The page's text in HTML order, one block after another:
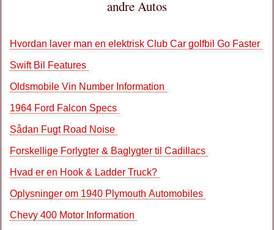
andre Autos
Hvordan laver man en elektrisk Club Car golfbil Go Faster
Swift Bil Features
Oldsmobile Vin Number Information
1964 Ford Falcon Specs
Sådan Fugt Road Noise
Forskellige Forlygter & Baglygter til Cadillacs
Hvad er en Hook & Ladder Truck?
Oplysninger om 1940 Plymouth Automobiles
Chevy 400 Motor Information